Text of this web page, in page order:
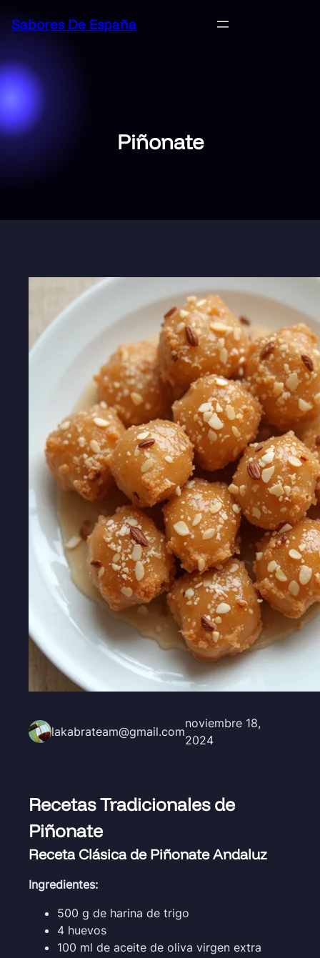
Sabores De España
Piñonate
lakabrateam@gmail.com
noviembre 18,
2024
Recetas Tradicionales de
Piñonate
Receta Clásica de Piñonate Andaluz
Ingredientes:
500 g de harina de trigo
4 huevos
100 ml de aceite de oliva virgen extra